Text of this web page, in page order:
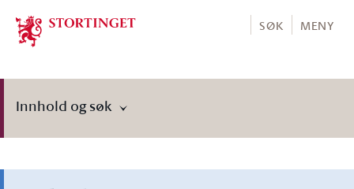
Stortinget.no
SØK MENY
Innhold og søk